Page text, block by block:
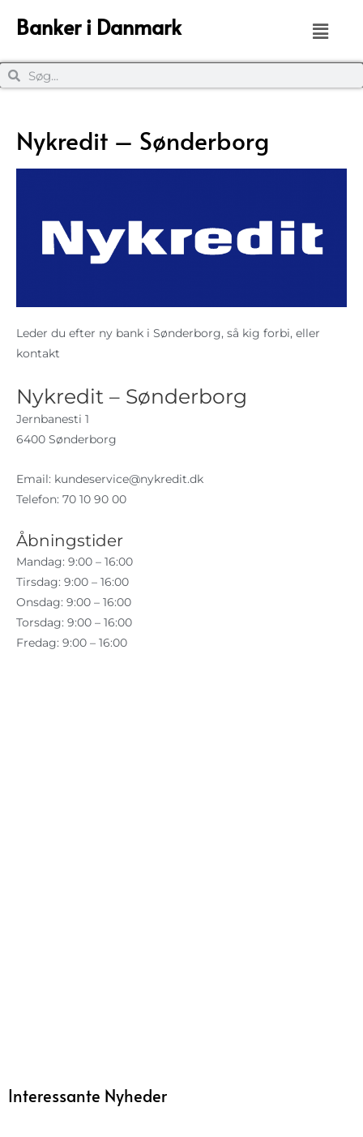
Banker i Danmark
Nykredit – Sønderborg
Leder du efter ny bank i Sønderborg, så kig forbi, eller
kontakt
Nykredit – Sønderborg
Jernbanesti 1
6400 Sønderborg
Email: kundeservice@nykredit.dk
Telefon: 70 10 90 00
Åbningstider
Mandag: 9:00 – 16:00
Tirsdag: 9:00 – 16:00
Onsdag: 9:00 – 16:00
Torsdag: 9:00 – 16:00
Fredag: 9:00 – 16:00
Interessante Nyheder